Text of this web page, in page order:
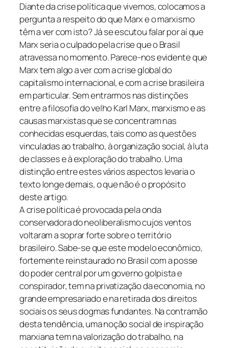
Diante da crise política que vivemos, colocamos a
pergunta a respeito do que Marx e o marxismo
têm a ver com isto? Já se escutou falar por aí que
Marx seria o culpado pela crise que o Brasil
atravessa no momento. Parece-nos evidente que
Marx tem algo a ver com a crise global do
capitalismo internacional, e com a crise brasileira
em particular. Sem entrarmos nas distinções
entre a filosofia do velho Karl Marx, marxismo e as
causas marxistas que se concentram nas
conhecidas esquerdas, tais como as questões
vinculadas ao trabalho, à organização social, à luta
de classes e à exploração do trabalho. Uma
distinção entre estes vários aspectos levaria o
texto longe demais, o que não é o propósito
deste artigo.
A crise política é provocada pela onda
conservadora do neoliberalismo cujos ventos
voltaram a soprar forte sobre o território
brasileiro. Sabe-se que este modelo econômico,
fortemente reinstaurado no Brasil com a posse
do poder central por um governo golpista e
conspirador, tem na privatização da economia, no
grande empresariado e na retirada dos direitos
sociais os seus dogmas fundantes. Na contramão
desta tendência, uma noção social de inspiração
marxiana tem na valorização do trabalho, na